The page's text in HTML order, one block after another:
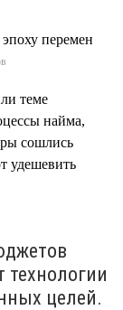
теме
найма,
сошлись
удешевить
технологии
целей.